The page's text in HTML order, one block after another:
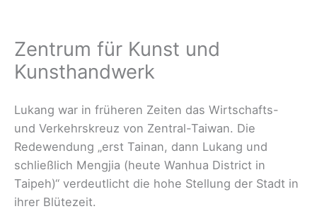
Zentrum für Kunst und
Kunsthandwerk
Lukang war in früheren Zeiten das Wirtschafts-
und Verkehrskreuz von Zentral-Taiwan. Die
Redewendung „erst Tainan, dann Lukang und
schließlich Mengjia (heute Wanhua District in
Taipeh)“ verdeutlicht die hohe Stellung der Stadt in
ihrer Blütezeit.